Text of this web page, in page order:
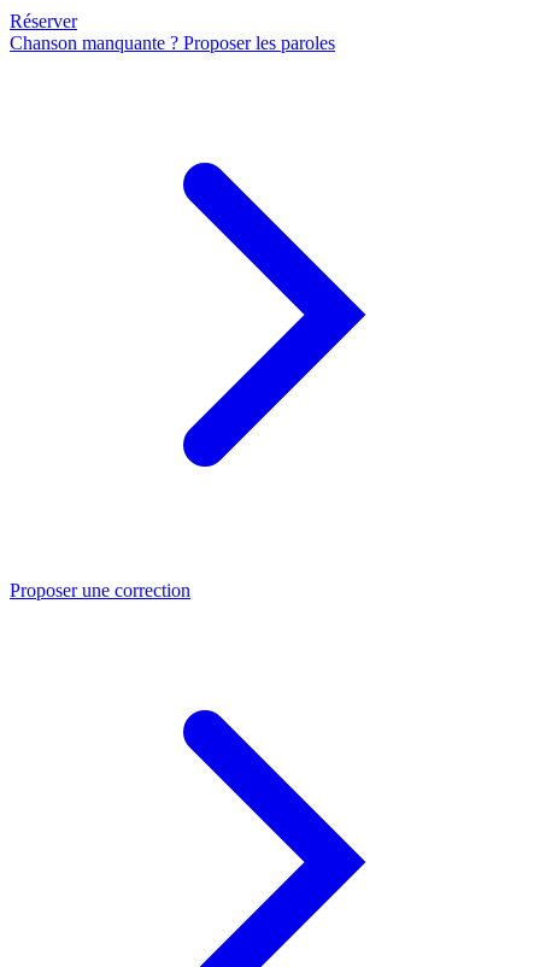
Réserver
Chanson manquante ? Proposer les paroles
Proposer une correction